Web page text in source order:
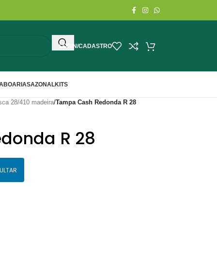
LOGIN/CADASTRO
SAZONALKITS
28/410 madeira/Tampa Cash Redonda R 28
R 28